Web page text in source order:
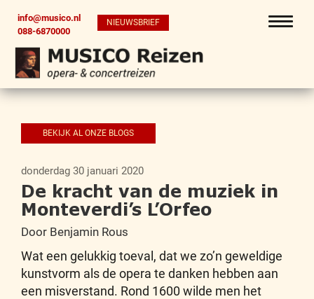
info@musico.nl
088-6870000
NIEUWSBRIEF
BEKIJK AL ONZE BLOGS
donderdag 30 januari 2020
De kracht van de muziek in
Monteverdi’s L’Orfeo
Door Benjamin Rous
Wat een gelukkig toeval, dat we zo’n geweldige
kunstvorm als de opera te danken hebben aan
een misverstand. Rond 1600 wilde men het